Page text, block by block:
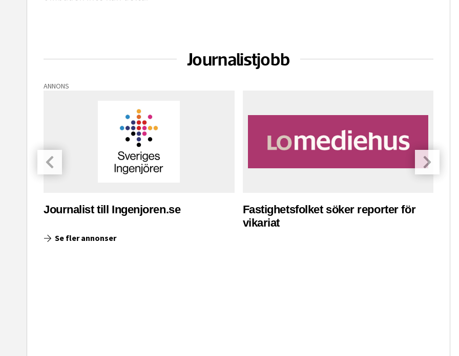
Journalistjobb
ANNONS
Journalist till Ingenjoren.se
Fastighetsfolket söker reporter för
vikariat
Se fler annonser